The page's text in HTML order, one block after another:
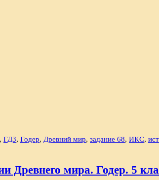
, ГДЗ, Годер, Древний мир, задание 68, ИКС,
Древнего мира. Годер. 5